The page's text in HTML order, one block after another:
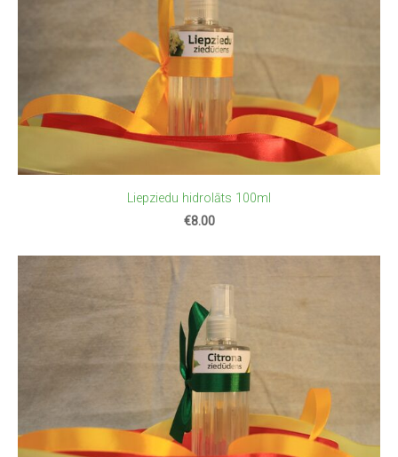
Liepziedu hidrolāts 100ml
€8.00